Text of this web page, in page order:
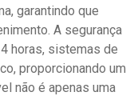
garantindo que
A segurança
horas, sistemas de
proporcionando um
não é apenas uma